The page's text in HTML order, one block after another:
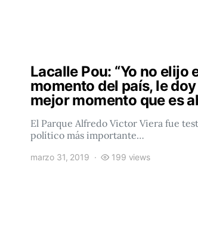
Lacalle Pou: “Yo no elijo
momento del país, le
mejor momento que es
El Parque Alfredo Victor Viera fue
político más importante…
marzo 31, 2019 199 views